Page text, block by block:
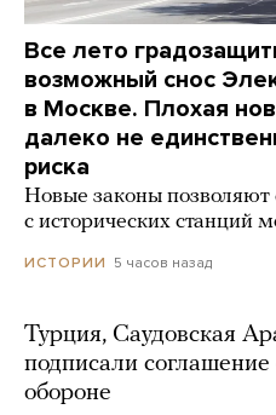
Все лето
возможный снос
в Москве. Плохая
далеко не
риска
Новые законы позволяют
с исторических станций
ИСТОРИИ 5 часов назад
Турция, Саудовская
подписали
обороне